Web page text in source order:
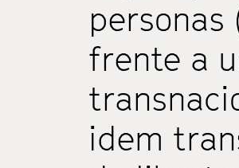
frente a
idem